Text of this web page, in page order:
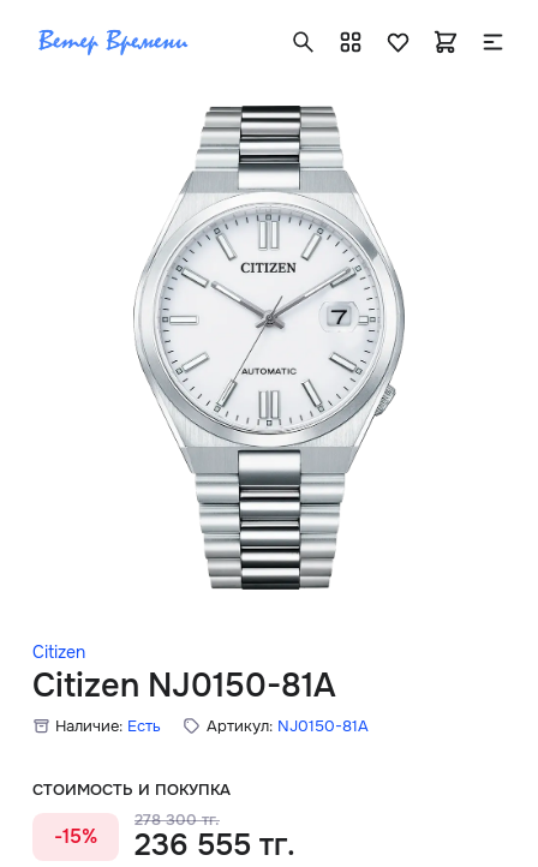
Citizen
Citizen NJ0150-81A
Наличие: Есть Артикул: NJ0150-81A
СТОИМОСТЬ И ПОКУПКА
-15%
278 300 тг.
236 555 тг.
+7 ( 705 ) 181-42-50
info@vetervremeni.kz
Авторизация
Каталог
Мужские часы
Женские часы
Скидки
Главная
О нас
Доставка и оплата